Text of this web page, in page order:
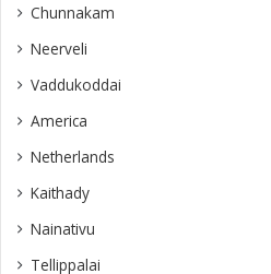
Chunnakam
Neerveli
Vaddukoddai
America
Netherlands
Kaithady
Nainativu
Tellippalai